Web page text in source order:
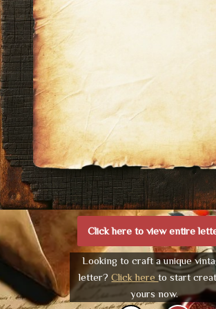
Click here to view entire
Looking to craft a unique
letter?Click hereto start
yours now.